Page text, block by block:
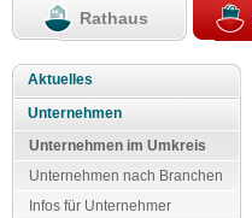
Rathaus
Aktuelles
Unternehmen
Unternehmen im Umkreis
Unternehmen nach Branchen
Infos für Unternehmer